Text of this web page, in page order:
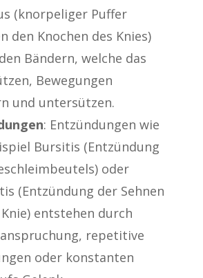
(knorpeliger Puffer
den Knochen des Knies)
Bändern, welche das
Bewegungen
und untersützen.
: Entzündungen wie
Bursitis (Entzündung
oder
(Entzündung der Sehnen
entstehen durch
repetitive
oder konstanten